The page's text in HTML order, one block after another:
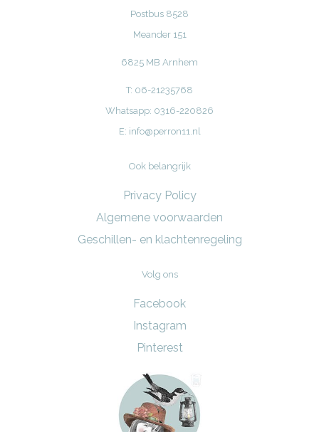
Postbus 8528
Meander 151
6825 MB Arnhem
T: 06-21235768
Whatsapp: 0316-220826
E: info@perron11.nl
Ook belangrijk
Privacy Policy
Algemene voorwaarden
Geschillen- en klachtenregeling
Volg ons
Facebook
Instagram
Pinterest